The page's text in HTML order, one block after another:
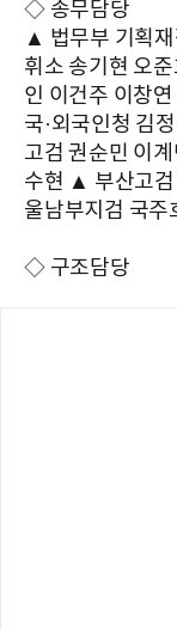
◇ 송무담당
▲ 법무부 기획
휘소 송기현 오
인 이건주 이창
국·외국인청 김
고검 권순민 이
수현 ▲ 부산고
울남부지검 국
◇ 구조담당